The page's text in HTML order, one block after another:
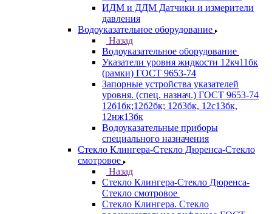
ИДМ и ДДМ Датчики и измерители
давления
Водоуказательное оборудование
Назад
Водоуказательное оборудование
Указатели уровня жидкости 12кч11бк
(рамки) ГОСТ 9653-74
Запорные устройства указателей
уровня. (спец. назнач.) ГОСТ 9653-74
12б1бк;12б2бк; 12б3бк, 12с13бк,
12нж13бк
Водоуказательные приборы
специального назначения
Стекло Клингера-Стекло Дюренса-Стекло
смотровое
Назад
Стекло Клингера-Стекло Дюренса-
Стекло смотровое
Стекло Клингера. Стекло